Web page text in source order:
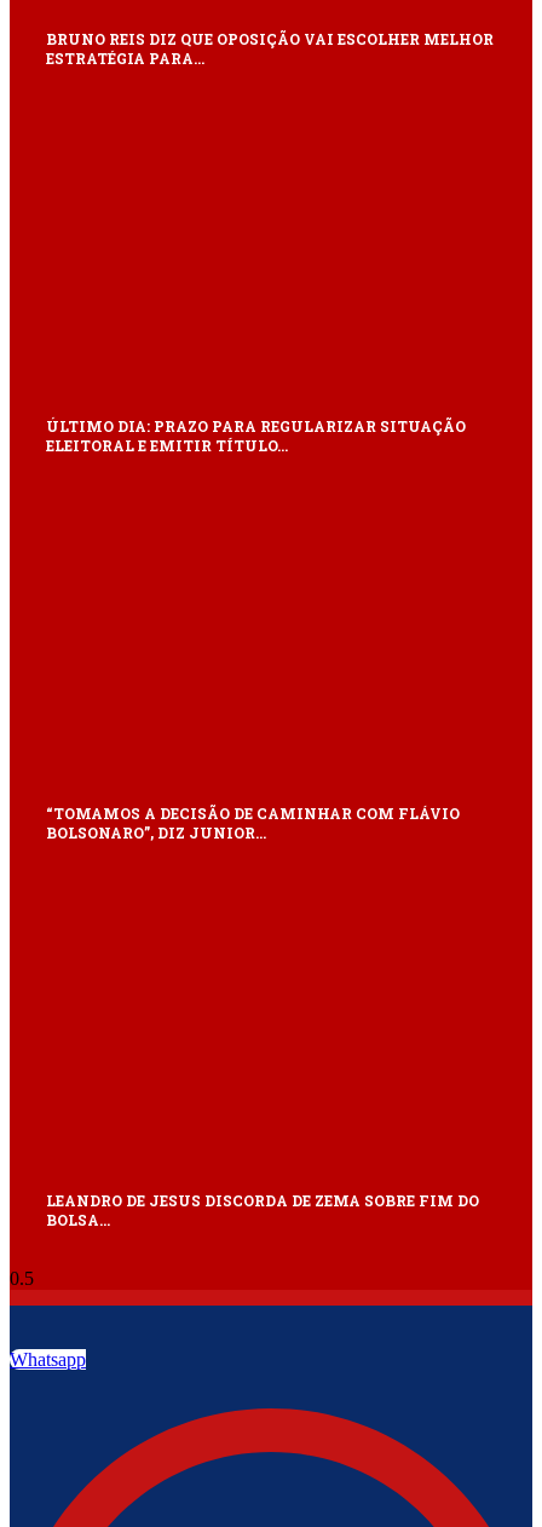
BRUNO REIS DIZ QUE OPOSIÇÃO VAI ESCOLHER MELHOR
ESTRATÉGIA PARA…
ÚLTIMO DIA: PRAZO PARA REGULARIZAR SITUAÇÃO
ELEITORAL E EMITIR TÍTULO…
“TOMAMOS A DECISÃO DE CAMINHAR COM FLÁVIO
BOLSONARO”, DIZ JUNIOR…
LEANDRO DE JESUS DISCORDA DE ZEMA SOBRE FIM DO
BOLSA…
Whatsapp